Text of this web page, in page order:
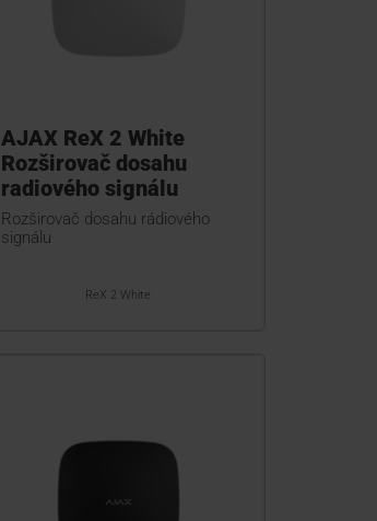
AJAX ReX 2 White
Rozširovač dosahu
radiového signálu
Rozširovač dosahu rádiového
signálu
ReX 2 White